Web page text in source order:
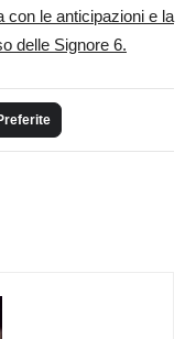
con le anticipazioni e la
delle Signore 6.